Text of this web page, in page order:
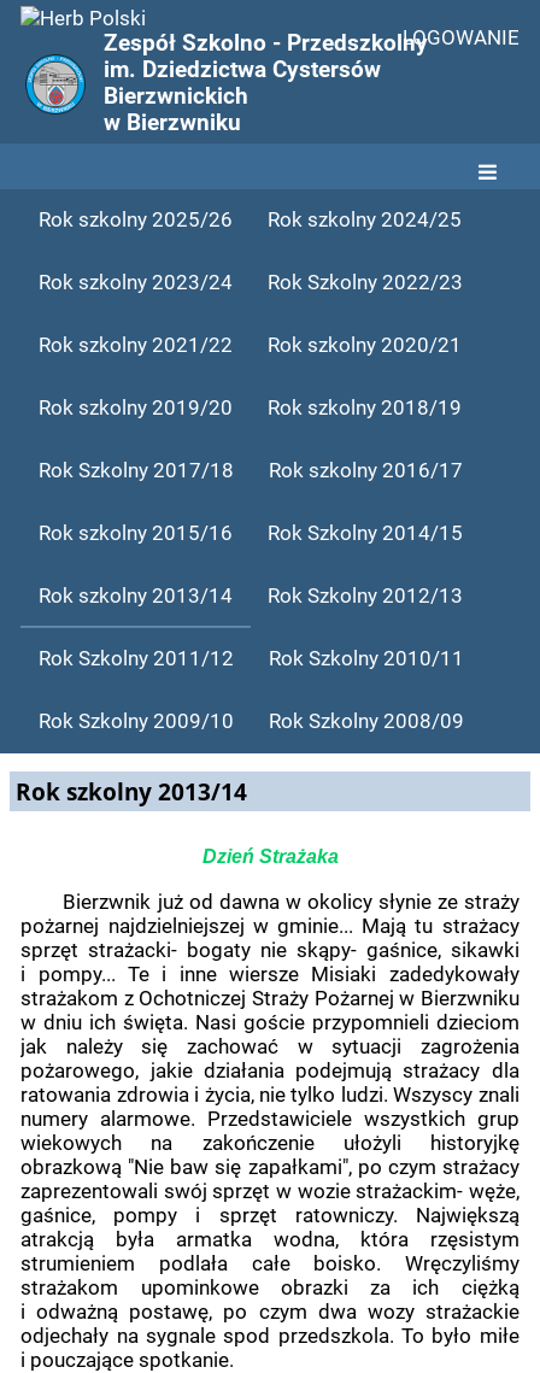
Zespół Szkolno - Przedszkolny
im. Dziedzictwa Cystersów
Bierzwnickich
w Bierzwniku
LOGOWANIE
Przedszkolne
nowinki
Rok szkolny 2025/26 Rok szkolny 2024/25
Rok szkolny 2023/24 Rok Szkolny 2022/23
Rok szkolny 2021/22 Rok szkolny 2020/21
Rok szkolny 2019/20 Rok szkolny 2018/19
Rok Szkolny 2017/18 Rok szkolny 2016/17
Rok szkolny 2015/16 Rok Szkolny 2014/15
Rok szkolny 2013/14 Rok Szkolny 2012/13
Rok Szkolny 2011/12 Rok Szkolny 2010/11
Rok Szkolny 2009/10 Rok Szkolny 2008/09
Rok szkolny 2013/14
Dzień Strażaka
Bierzwnik już od dawna w okolicy słynie ze straży
pożarnej najdzielniejszej w gminie... Mają tu strażacy
sprzęt strażacki- bogaty nie skąpy- gaśnice, sikawki
i pompy... Te i inne wiersze Misiaki zadedykowały
strażakom z Ochotniczej Straży Pożarnej w Bierzwniku
w dniu ich święta. Nasi goście przypomnieli dzieciom
jak należy się zachować w sytuacji zagrożenia
pożarowego, jakie działania podejmują strażacy dla
ratowania zdrowia i życia, nie tylko ludzi. Wszyscy znali
numery alarmowe. Przedstawiciele wszystkich grup
wiekowych na zakończenie ułożyli historyjkę
obrazkową "Nie baw się zapałkami", po czym strażacy
zaprezentowali swój sprzęt w wozie strażackim- węże,
gaśnice, pompy i sprzęt ratowniczy. Największą
atrakcją była armatka wodna, która rzęsistym
strumieniem podlała całe boisko. Wręczyliśmy
strażakom upominkowe obrazki za ich ciężką
i odważną postawę, po czym dwa wozy strażackie
odjechały na sygnale spod przedszkola. To było miłe
i pouczające spotkanie.